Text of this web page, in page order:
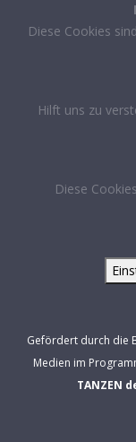
Diese Cookies
Hilft uns zu
Diese
Gefördert durch die
Medien im
TANZEN